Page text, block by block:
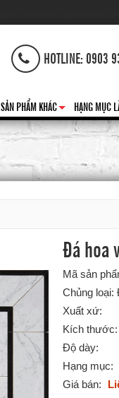
HOTLINE:
+
SẢN PHẨM KHÁC HẠNG MỤC
Đá hoa
Mã sản
Chủng loại:
Xuất xứ:
Kích thước:
Độ dày:
Hạng mục:
Giá bán: